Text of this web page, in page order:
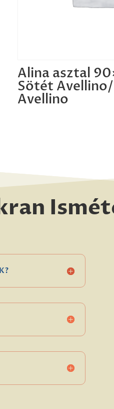
Alina asztal
Sötét
Avellino